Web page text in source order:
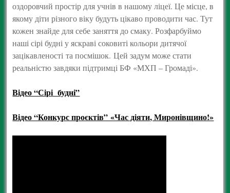
оздоровчий простір для учнів в нашому ліцеї. Це місце, в
якому діти різного віку будуть цікаво проводити час. Тут
кожен знайде для себе заняття до смаку. Розфарбуймо
наші сірі будні у яскраві соковиті кольори дитячої
зацікавленості та посмішок. Цей задум може стати
реальністю завдяки підтримці БФ «МХП – Громаді».
Відео “Сірі будні”
Відео “Конкурс проєктів” «Час діяти, Миронівщино!»